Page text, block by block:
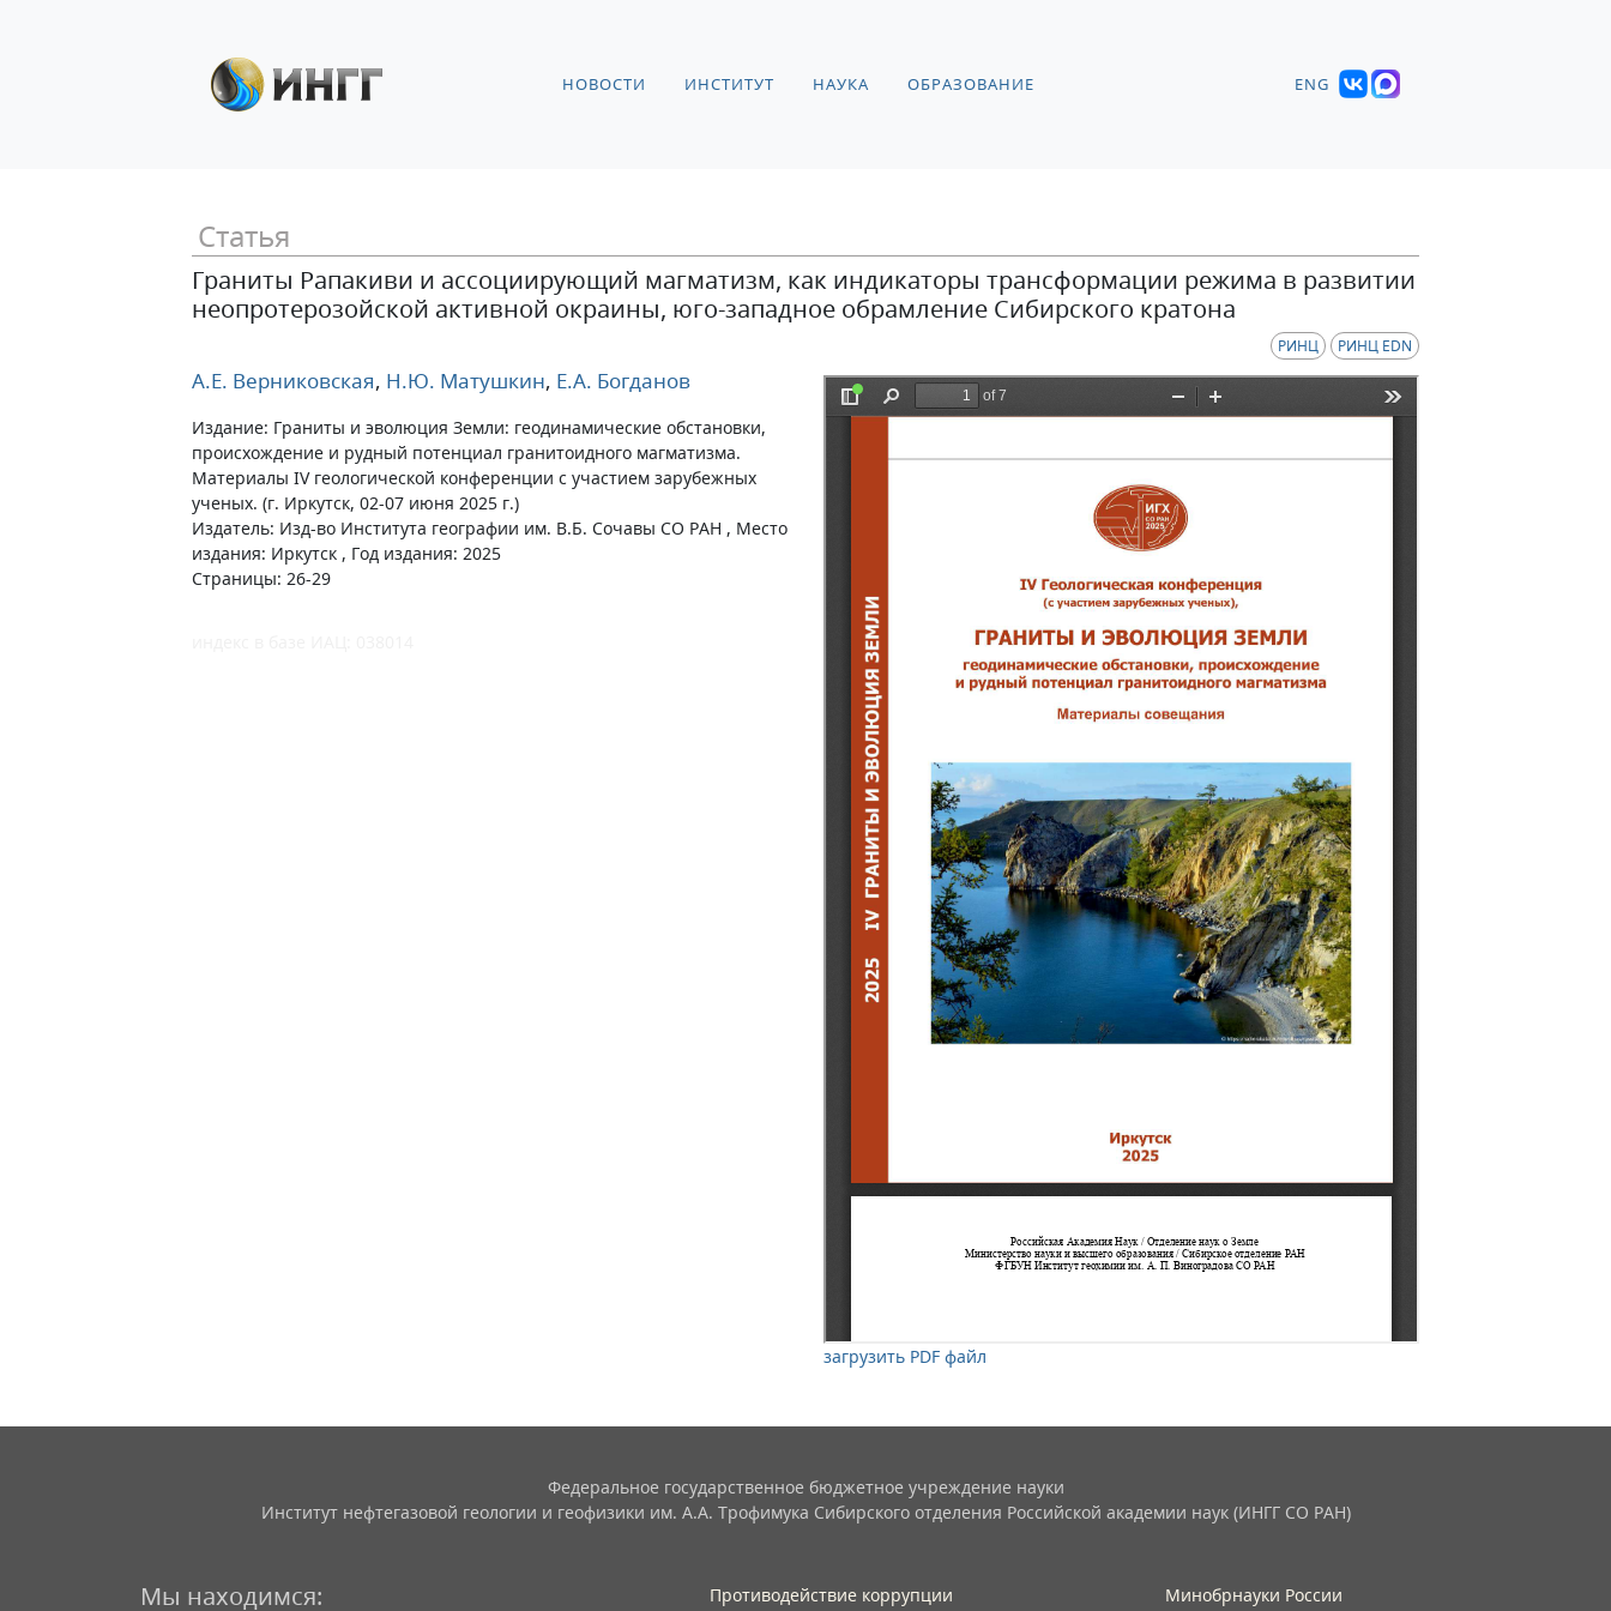
НОВОСТИ ИНСТИТУТ НАУКА ОБРАЗОВАНИЕ ENG
Статья
Граниты Рапакиви и ассоциирующий магматизм, как индикаторы трансформации режима в развитии
неопротерозойской активной окраины, юго-западное обрамление Сибирского кратона
РИНЦ РИНЦ EDN
А.Е. Верниковская, Н.Ю. Матушкин, Е.А. Богданов
Издание: Граниты и эволюция Земли: геодинамические обстановки,
происхождение и рудный потенциал гранитоидного магматизма.
Материалы IV геологической конференции с участием зарубежных
ученых. (г. Иркутск, 02-07 июня 2025 г.)
Издатель: Изд-во Института географии им. В.Б. Сочавы СО РАН , Место
издания: Иркутск , Год издания: 2025
Страницы: 26-29
загрузить PDF файл
Федеральное государственное бюджетное учреждение науки
Институт нефтегазовой геологии и геофизики им. А.А. Трофимука Сибирского отделения Российской академии наук (ИНГГ СО РАН)
Мы находимся:
Противодействие коррупции
Минобрнауки России